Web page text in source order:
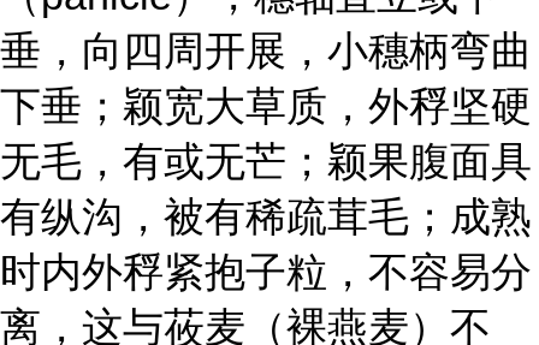
垂，向四周开展，小穗柄弯曲
下垂；颖宽大草质，外稃坚硬
无毛，有或无芒；颖果腹面具
有纵沟，被有稀疏茸毛；成熟
时内外稃紧抱子粒，不容易分
离，这与莜麦（裸燕麦）不